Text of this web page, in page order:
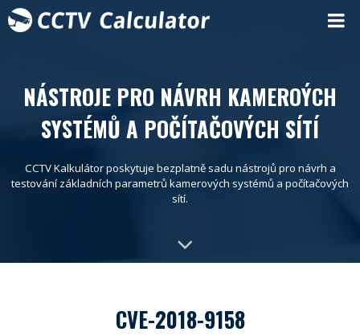
NÁSTROJE PRO NÁVRH KAMEROÝCH
SYSTÉMŮ A POČÍTAČOVÝCH SÍTÍ
CCTV Kalkulátor poskytuje bezplatně sadu nástrojů pro návrh a
testování základních parametrů kamerových systémů a počítačových
sítí.
CVE-2018-9158